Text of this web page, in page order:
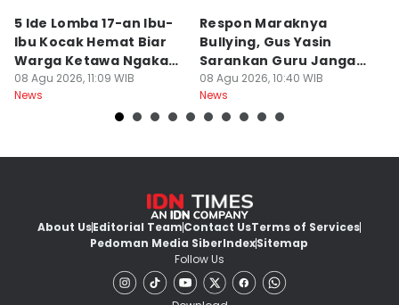
5 Ide Lomba 17-an Ibu-
Ibu Kocak Hemat Biar
Warga Ketawa Ngakak
Pas Hari Kemerdekaan
08 Agu 2026, 11:09 WIB
News
Respon Maraknya
Bullying, Gus Yasin
Sarankan Guru Jangan
Bebani Siswa
08 Agu 2026, 10:40 WIB
News
About UsEditorial TeamContact UsTerms of Services
Pedoman Media SiberIndexSitemap
Follow Us